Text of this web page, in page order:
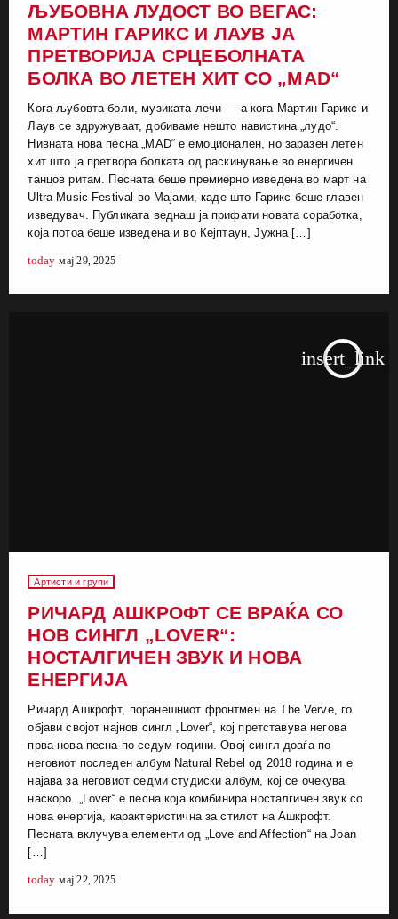
ЉУБОВНА ЛУДОСТ ВО ВЕГАС:
МАРТИН ГАРИКС И ЛАУВ ЈА
ПРЕТВОРИЈА СРЦЕБОЛНАТА
БОЛКА ВО ЛЕТЕН ХИТ СО „MAD“
Кога љубовта боли, музиката лечи — а кога Мартин Гарикс и
Лаув се здружуваат, добиваме нешто навистина „лудо“.
Нивната нова песна „MAD“ е емоционален, но заразен летен
хит што ја претвора болката од раскинување во енергичен
танцов ритам. Песната беше премиерно изведена во март на
Ultra Music Festival во Мајами, каде што Гарикс беше главен
изведувач. Публиката веднаш ја прифати новата соработка,
која потоа беше изведена и во Кејптаун, Јужна […]
today мај 29, 2025
insert_link
Артисти и групи
РИЧАРД АШКРОФТ СЕ ВРАЌА СО
НОВ СИНГЛ „LOVER“:
НОСТАЛГИЧЕН ЗВУК И НОВА
ЕНЕРГИЈА
Ричард Ашкрофт, поранешниот фронтмен на The Verve, го
објави својот најнов сингл „Lover“, кој претставува негова
прва нова песна по седум години. Овој сингл доаѓа по
неговиот последен албум Natural Rebel од 2018 година и е
најава за неговиот седми студиски албум, кој се очекува
наскоро. „Lover“ е песна која комбинира носталгичен звук со
нова енергија, карактеристична за стилот на Ашкрофт.
Песната вклучува елементи од „Love and Affection“ на Joan
[…]
today мај 22, 2025